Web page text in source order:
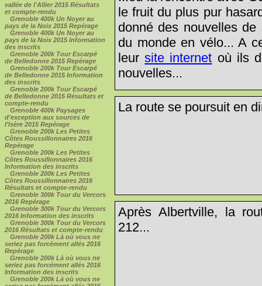
vallée de l'Allier 2015 Résultats
et compte-rendu
Grenoble 400k Un Noyer au
pays de la Noix 2015 Repérage
Grenoble 400k Un Noyer au
pays de la Noix 2015 Information
des inscrits
Grenoble 200k Tour Escarpé
de Belledonne 2015 Repérage
Grenoble 200k Tour Escarpé
de Belledonne 2015 Information
des inscrits
Grenoble 200k Tour Escarpé
de Belledonne 2015 Résultats et
compte-rendu
Grenoble 400k Paysages
d'exception aux sources de
l'Isère 2015 Repérage
Grenoble 200k Les Petites
Côtes Roussillonnaires 2016
Repérage
Grenoble 200k Les Petites
Côtes Roussillonnaires 2016
Information des inscrits
Grenoble 200k Les Petites
Côtes Roussillonnaires 2016
Résultats et compte-rendu
Grenoble 300k Tour du Vercors
2016 Repérage
Grenoble 300k Tour du Vercors
2016 Information des inscrits
Grenoble 300k Tour du Vercors
2016 Résultats et compte-rendu
Grenoble 200k Là où vous ne
seriez pas forcément allés 2016
Repérage
Grenoble 200k Là où vous ne
seriez pas forcément allés 2016
Information des inscrits
Grenoble 200k Là où vous ne
le fruit du plus pur
donné des nouvelles
du monde en vélo... A
leursite internet où ils
nouvelles...
La route se poursuit en
Après Albertville, la
212...